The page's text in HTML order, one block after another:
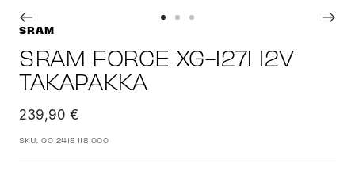
1
2 3
SRAM
SRAM FORCE XG-1271 12V
TAKAPAKKA
Alennushinta
239,90 €
SKU:00 2418 118 000